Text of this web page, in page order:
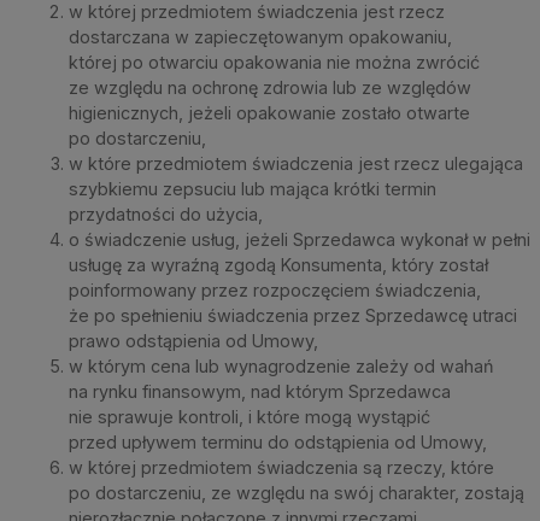
w której przedmiotem świadczenia jest rzecz
dostarczana w zapieczętowanym opakowaniu,
której po otwarciu opakowania nie można zwrócić
ze względu na ochronę zdrowia lub ze względów
higienicznych, jeżeli opakowanie zostało otwarte
po dostarczeniu,
w które przedmiotem świadczenia jest rzecz ulegająca
szybkiemu zepsuciu lub mająca krótki termin
przydatności do użycia,
o świadczenie usług, jeżeli Sprzedawca wykonał w pełni
usługę za wyraźną zgodą Konsumenta, który został
poinformowany przez rozpoczęciem świadczenia,
że po spełnieniu świadczenia przez Sprzedawcę utraci
prawo odstąpienia od Umowy,
w którym cena lub wynagrodzenie zależy od wahań
na rynku finansowym, nad którym Sprzedawca
nie sprawuje kontroli, i które mogą wystąpić
przed upływem terminu do odstąpienia od Umowy,
w której przedmiotem świadczenia są rzeczy, które
po dostarczeniu, ze względu na swój charakter, zostają